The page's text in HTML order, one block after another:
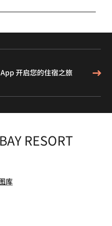
开启您的住宿之旅
RESORT
库